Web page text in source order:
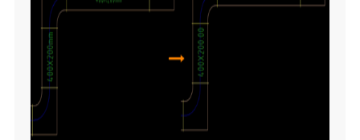
的图库和设备库转移到电气CAD使...